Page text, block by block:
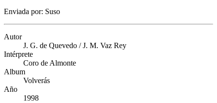
Enviada por: Suso
Autor
J. G. de Quevedo / J. M. Vaz Rey
Intérprete
Coro de Almonte
Album
Volverás
Año
1998